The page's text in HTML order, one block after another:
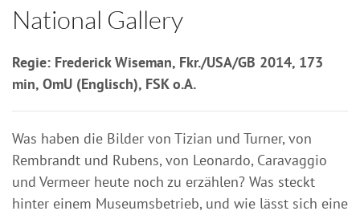
National Gallery
Regie: Frederick Wiseman, Fkr./USA/GB 2014, 173
min, OmU (Englisch), FSK o.A.
Was haben die Bilder von Tizian und Turner, von
Rembrandt und Rubens, von Leonardo, Caravaggio
und Vermeer heute noch zu erzählen? Was steckt
hinter einem Museumsbetrieb, und wie lässt sich eine